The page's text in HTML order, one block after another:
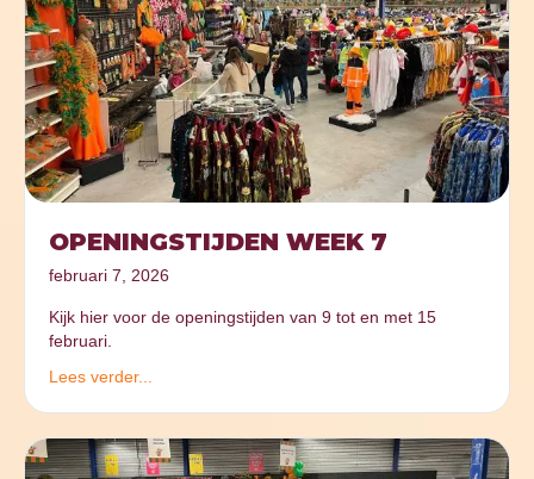
OPENINGSTIJDEN WEEK 7
februari 7, 2026
Kijk hier voor de openingstijden van 9 tot en met 15
februari.
Lees verder...